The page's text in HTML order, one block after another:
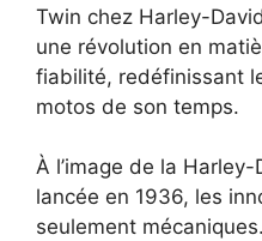
Twin chez Harley-
une révolution en
fiabilité, redéfinissant
motos de son temps.
À l’image de la
lancée en 1936, les
seulement